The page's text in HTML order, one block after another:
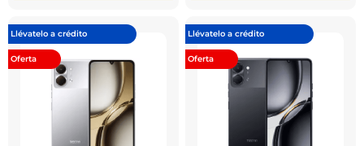
Llévatelo a crédito
Oferta
Llévatelo a crédito
Oferta